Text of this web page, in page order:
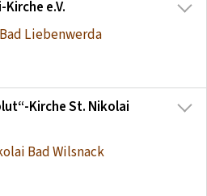
e.V.
Liebenwerda
Kirche St. Nikolai
Bad Wilsnack